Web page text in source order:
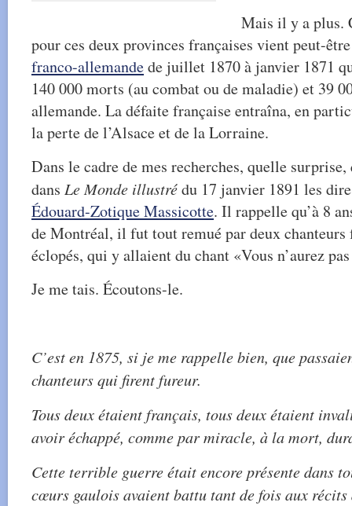
Mais il y a plus.
pour ces deux provinces françaises vient peut-
franco-allemandede juillet 1870 à janvier 1871
140 000 morts (au combat ou de maladie) et 39
allemande. La défaite française entraîna, en
la perte de l’Alsace et de la Lorraine.
Dans le cadre de mes recherches, quelle
dans Le Monde illustrédu 17 janvier 1891 les
Édouard-Zotique Massicotte. Il rappelle qu’à 8
de Montréal, il fut tout remué par deux chanteurs
éclopés, qui y allaient du chant «Vous n’aurez
Je me tais. Écoutons-le.
C’est en 1875, si je me rappelle bien, que
chanteurs qui firent fureur.
Tous deux étaient français, tous deux étaient
avoir échappé, comme par miracle, à la mort,
Cette terrible guerre était encore présente dans
cœurs gaulois avaient battu tant de fois aux